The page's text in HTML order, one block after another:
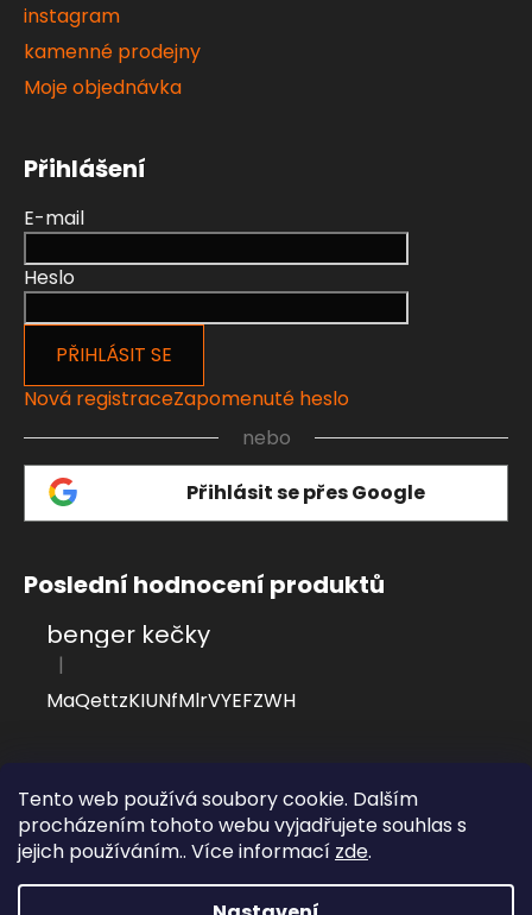
Tento web používá soubory cookie. Dalším
procházením tohoto webu vyjadřujete souhlas s
jejich používáním.. Více informací zde.
instagram
kamenné prodejny
Moje objednávka
Přihlášení
E-mail
Heslo
PŘIHLÁSIT SE
Nová registraceZapomenuté heslo
nebo
Přihlásit se přes Google
Poslední hodnocení produktů
benger kečky
Hodnocení produktu je 4 z 5 hvězdiček.
|
MaQettzKIUNfMlrVYEFZWH
Přijímáme online platby